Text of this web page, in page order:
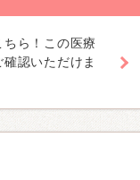
ら！この医療
認いただけま